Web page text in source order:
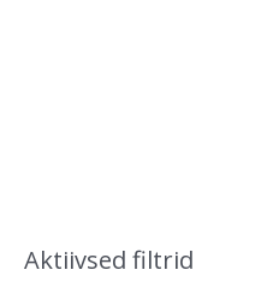
Aktiivsed filtrid